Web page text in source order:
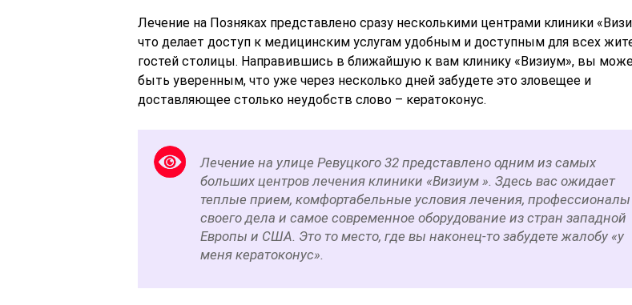
Лечение на Позняках представлено сразу несколькими центрами клиники
что делает доступ к медицинским услугам удобным и доступным для всех
гостей столицы. Направившись в ближайшую к вам клинику «Визиум», вы
быть уверенным, что уже через несколько дней забудете это зловещее и
доставляющее столько неудобств слово – кератоконус.
Лечение на улице Ревуцкого 32 представлено одним из самых
больших центров лечения клиники «Визиум ». Здесь вас ожидает
теплые прием, комфортабельные условия лечения, профессионалы
своего дела и самое современное оборудование из стран западной
Европы и США. Это то место, где вы наконец-то забудете жалобу «у
меня кератоконус».